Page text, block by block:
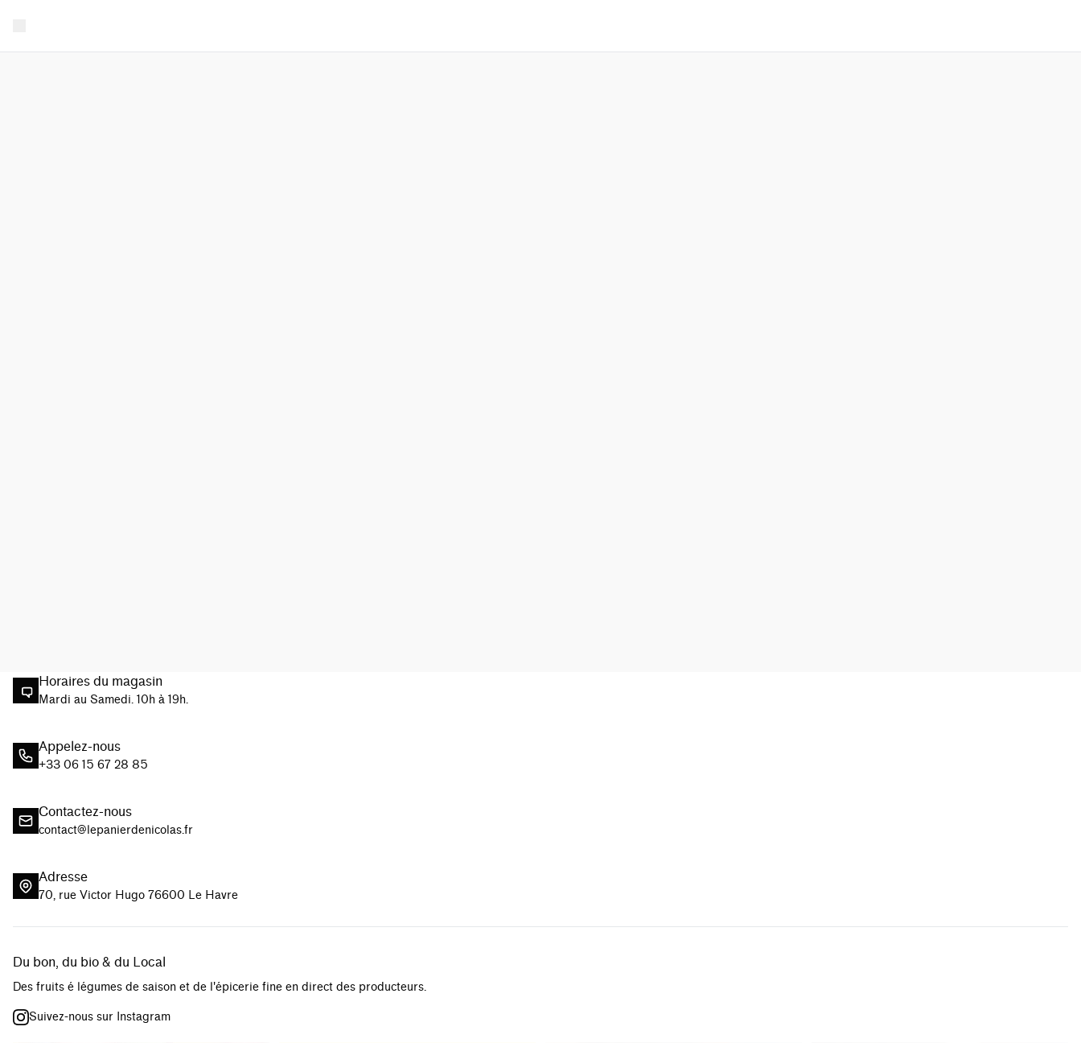
Horaires du magasin
Mardi au Samedi. 10h à 19h.
Appelez-nous
+33 06 15 67 28 85
Contactez-nous
contact@lepanierdenicolas.fr
Adresse
70, rue Victor Hugo 76600 Le Havre
Du bon, du bio & du Local
Des fruits é légumes de saison et de l'épicerie fine en direct des producteurs.
Suivez-nous sur Instagram